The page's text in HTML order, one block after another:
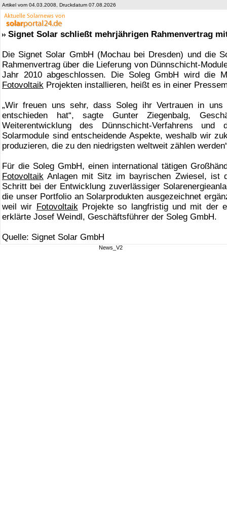
Artikel vom 04.03.2008, Druckdatum 07.08.2026
Signet Solar schließt mehrjährigen Rahmenvertrag
Die Signet Solar GmbH (Mochau bei Dresden) und die
Rahmenvertrag über die Lieferung von Dünnschicht-
Jahr 2010 abgeschlossen. Die Soleg GmbH wird die
Fotovoltaik Projekten installieren, heißt es in einer
„Wir freuen uns sehr, dass Soleg ihr Vertrauen in
entschieden hat“, sagte Gunter Ziegenbalg,
Weiterentwicklung des Dünnschicht-Verfahrens
Solarmodule sind entscheidende Aspekte, weshalb wir
produzieren, die zu den niedrigsten weltweit zählen
Für die Soleg GmbH, einen international tätigen
Fotovoltaik Anlagen mit Sitz im bayrischen Zwiesel, ist
Schritt bei der Entwicklung zuverlässiger
die unser Portfolio an Solarprodukten ausgezeichnet
weil wir FotovoltaikProjekte so langfristig und mit der
erklärte Josef Weindl, Geschäftsführer der Soleg GmbH.
Quelle: Signet Solar GmbH
News_V2